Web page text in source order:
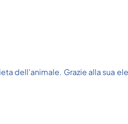
dell'animale. Grazie alla sua